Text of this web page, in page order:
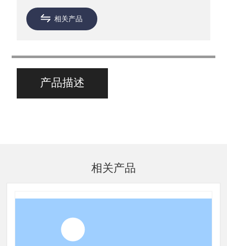
相关产品
产品描述
相关产品